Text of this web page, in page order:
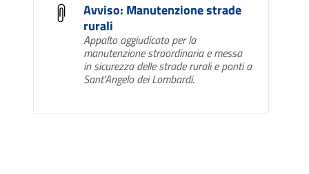
Avviso: Manutenzione strade
rurali
Appalto aggiudicato per la
manutenzione straordinaria e messa
in sicurezza delle strade rurali e ponti a
Sant'Angelo dei Lombardi.